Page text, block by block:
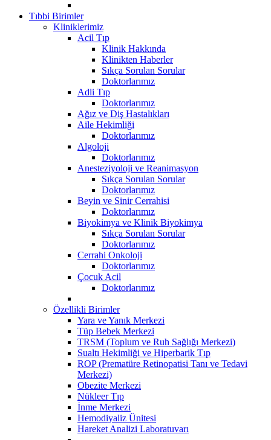
Tıbbi Birimler
Kliniklerimiz
Acil Tıp
Klinik Hakkında
Klinikten Haberler
Sıkça Sorulan Sorular
Doktorlarımız
Adli Tıp
Doktorlarımız
Ağız ve Diş Hastalıkları
Aile Hekimliği
Doktorlarımız
Algoloji
Doktorlarımız
Anesteziyoloji ve Reanimasyon
Sıkça Sorulan Sorular
Doktorlarımız
Beyin ve Sinir Cerrahisi
Doktorlarımız
Biyokimya ve Klinik Biyokimya
Sıkça Sorulan Sorular
Doktorlarımız
Cerrahi Onkoloji
Doktorlarımız
Çocuk Acil
Doktorlarımız
Özellikli Birimler
Yara ve Yanık Merkezi
Tüp Bebek Merkezi
TRSM (Toplum ve Ruh Sağlığı Merkezi)
Sualtı Hekimliği ve Hiperbarik Tıp
ROP (Prematüre Retinopatisi Tanı ve Tedavi
Merkezi)
Obezite Merkezi
Nükleer Tıp
İnme Merkezi
Hemodiyaliz Ünitesi
Hareket Analizi Laboratuvarı